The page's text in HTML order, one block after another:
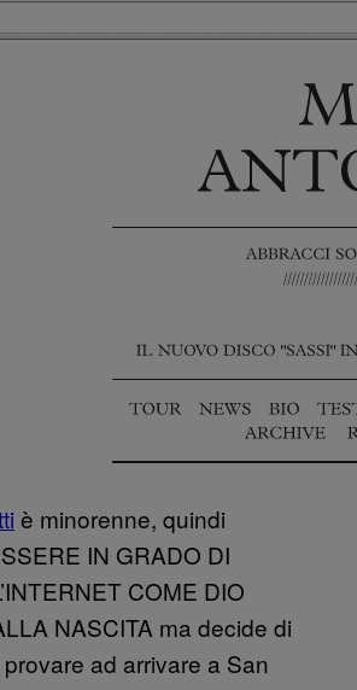
è minorenne, quindi
IN GRADO DI
COME DIO
NASCITA ma decide di
ad arrivare a San